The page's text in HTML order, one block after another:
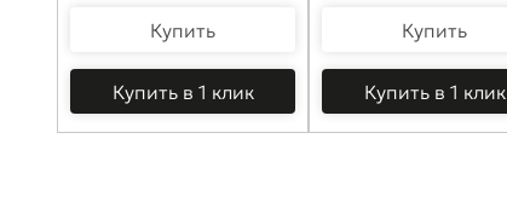
Купить
Купить в 1 клик
Купить
Купить в 1 клик